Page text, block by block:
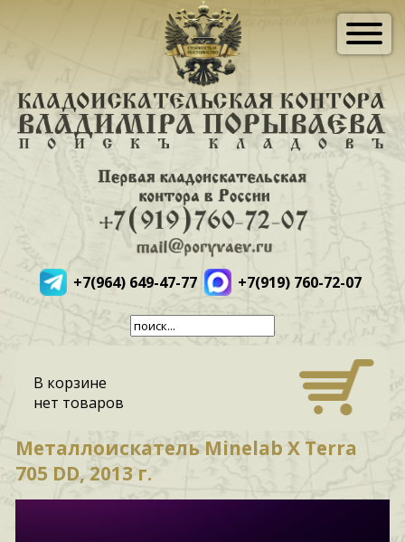
+7(964) 649-47-77 +7(919) 760-72-07
В корзине
нет товаров
Металлоискатель Minelab X Terra
705 DD, 2013 г.